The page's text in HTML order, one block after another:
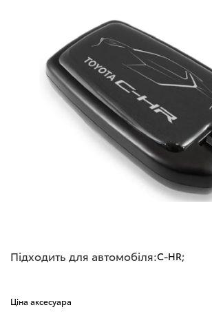
Підходить для автомобіля:C-HR;
Ціна аксесуара